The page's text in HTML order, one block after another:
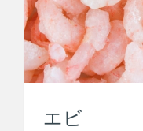
エビ